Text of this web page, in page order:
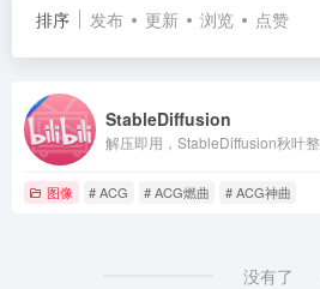
排序 发布 更新 浏览 点赞
StableDiffusion
解压即用，StableDiffusion秋叶
图像 # ACG # ACG燃曲 # ACG神曲
没有了